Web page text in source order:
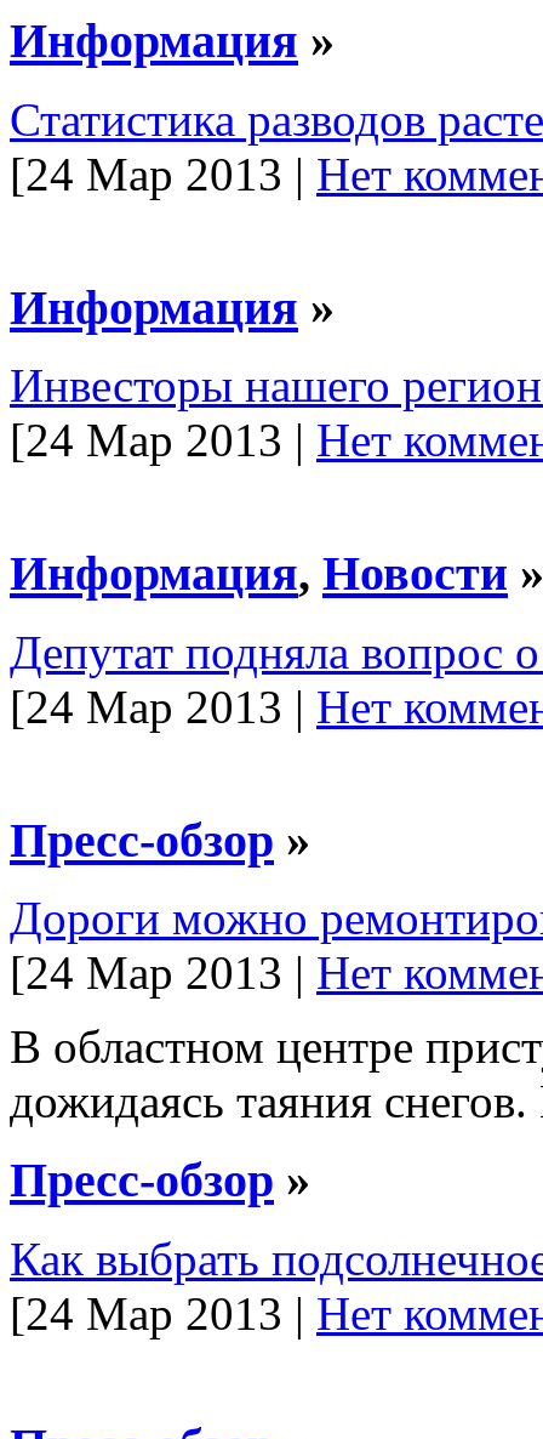
Информация »
Статистика разводов
[24 Мар 2013 | Нет
Информация »
Инвесторы нашего
[24 Мар 2013 | Нет
Информация, Новости »
Депутат подняла вопрос
[24 Мар 2013 | Нет
Пресс-обзор »
Дороги можно
[24 Мар 2013 | Нет
В областном центре
дожидаясь таяния
Пресс-обзор »
Как выбрать
[24 Мар 2013 | Нет